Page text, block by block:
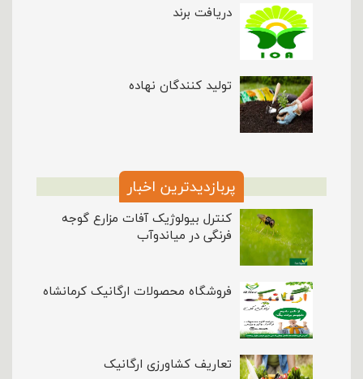
دریافت برند
تولید کنندگان نهاده
پربازدیدترین اخبار
کنترل بیولوژیک آفات مزارع گوجه
فرنگی در میاندوآب
فروشگاه محصولات ارگانیک کرمانشاه
تعاریف کشاورزی ارگانیک